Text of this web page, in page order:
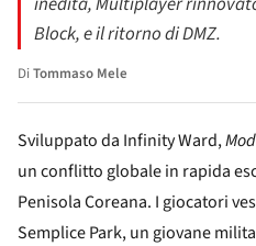
Block, e il ritorno di DMZ.
DiTommaso Mele
Sviluppato da Infinity Ward,
un conflitto globale in rapida
Penisola Coreana. I giocatori
Semplice Park, un giovane